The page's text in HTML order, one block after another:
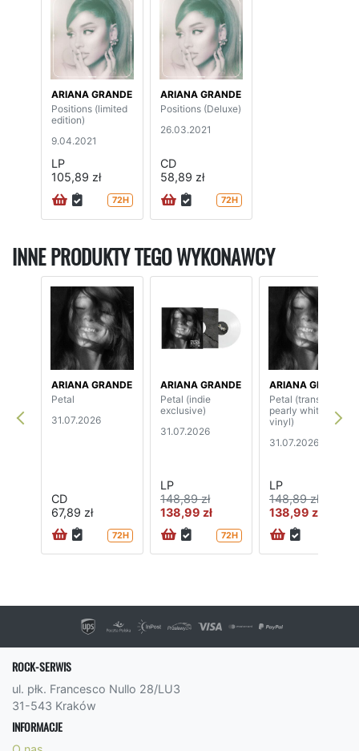
ARIANA GRANDE
Positions (limited
edition)
9.04.2021
LP
105,89 zł
72H
ARIANA GRANDE
Positions (Deluxe)
26.03.2021
CD
58,89 zł
72H
INNE PRODUKTY TEGO WYKONAWCY
ARIANA GRANDE
Petal
31.07.2026
CD
67,89 zł
72H
ARIANA GRANDE
Petal (indie
exclusive)
31.07.2026
LP
148,89 zł
138,99 zł
72H
ARIANA GRANDE
Petal (translucent
pearly white
vinyl)
31.07.2026
LP
148,89 zł
138,99 zł
ROCK-SERWIS
ul. płk. Francesco Nullo 28/LU3
31-543 Kraków
INFORMACJE